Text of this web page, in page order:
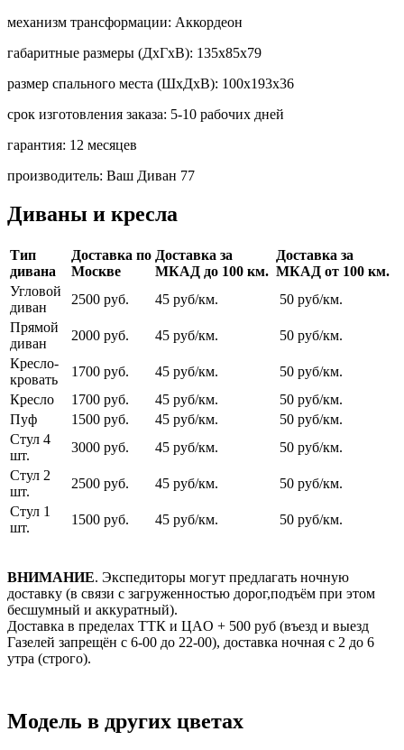
механизм трансформации: Аккордеон
габаритные размеры (ДхГхВ): 135х85х79
размер спального места (ШхДхВ): 100х193х36
срок изготовления заказа: 5-10 рабочих дней
гарантия: 12 месяцев
производитель: Ваш Диван 77
Диваны и кресла
Тип
дивана
Доставка по
Москве
Доставка за
МКАД до 100 км.
Доставка за
МКАД от 100 км.
Угловой
диван
2500 руб. 45 руб/км.
50 руб/км.
Прямой
диван
2000 руб. 45 руб/км.
50 руб/км.
Кресло-
кровать
1700 руб. 45 руб/км.
50 руб/км.
Кресло
1700 руб. 45 руб/км.
50 руб/км.
Пуф
1500 руб. 45 руб/км.
50 руб/км.
Стул 4
шт.
3000 руб. 45 руб/км.
50 руб/км.
Стул 2
шт.
2500 руб. 45 руб/км.
50 руб/км.
Стул 1
шт.
1500 руб. 45 руб/км. 50 руб/км.
ВНИМАНИЕ. Экспедиторы могут предлагать ночную
доставку (в связи с загруженностью дорог,подъём при этом
бесшумный и аккуратный).
Доставка в пределах ТТК и ЦАO + 500 pуб (въезд и выезд
Газелей запрещён с 6-00 до 22-00), доставка ночная с 2 до 6
утра (строго).
Модель в других цветах